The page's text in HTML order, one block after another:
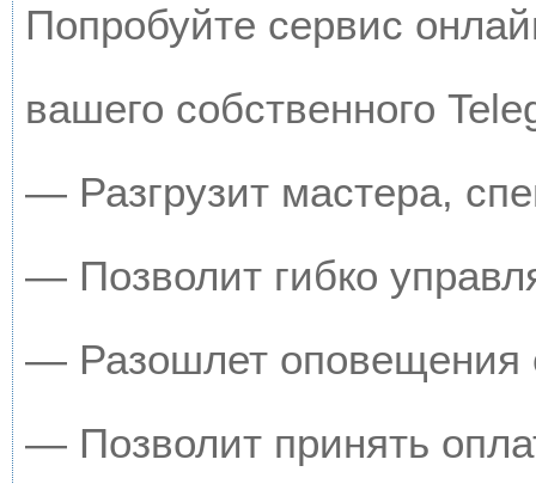
Попробуйте сервис
вашего собственного
— Разгрузит мастера,
— Позволит гибко
— Разошлет оповещения
— Позволит принять